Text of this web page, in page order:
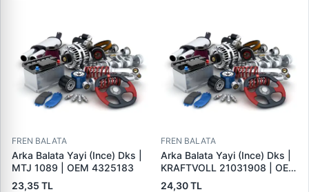
FREN BALATA
Arka Balata Yayi (Ince) Dks |
MTJ 1089 | OEM 4325183
23,35 TL
FREN BALATA
Arka Balata Yayi (Ince) Dks |
KRAFTVOLL 21031908 | OEM
4325183
24,30 TL